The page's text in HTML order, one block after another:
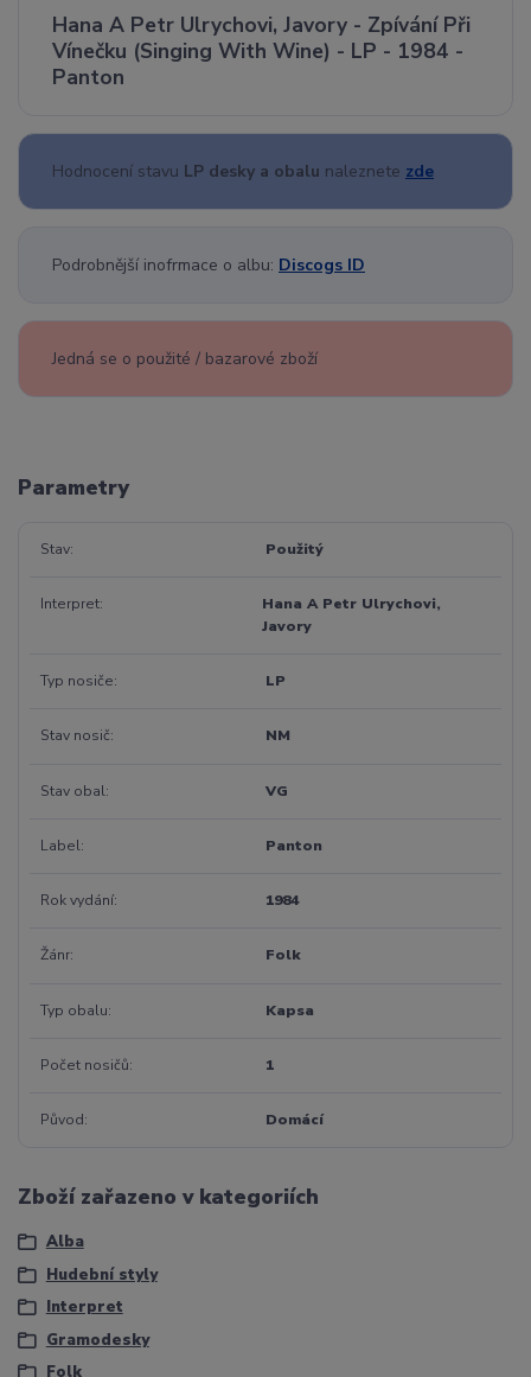
Hana A Petr Ulrychovi, Javory - Zpívání Při
Vínečku (Singing With Wine) - LP - 1984 -
Panton
Hodnocení stavu LP desky a obalu naleznete zde
Podrobnější inofrmace o albu: Discogs ID
Jedná se o použité / bazarové zboží
Parametry
Stav Použitý
Interpret
Hana A Petr Ulrychovi,
Javory
Typ nosiče LP
Stav nosič NM
Stav obal VG
Label Panton
Rok vydání 1984
Žánr Folk
Typ obalu Kapsa
Počet nosičů 1
Původ Domácí
Zboží zařazeno v kategoriích
Alba
Hudební styly
Interpret
Gramodesky
Folk